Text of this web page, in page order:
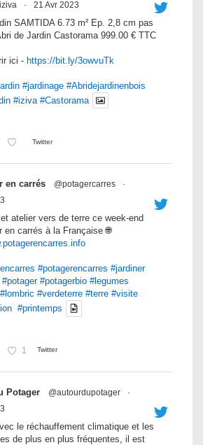
· 21 Avr 2023
SAMTIDA 6.73 m² Ep. 2,8 cm pas
de Jardin Castorama 999.00 € TTC
ici - https://bit.ly/3owvuTk
#jardinage #Abridejardinenbois
#iziva #Castorama
Twitter
en carrés @potagercarres
·
atelier vers de terre ce week-end
en carrés à la Française 🌐
#potagerencarres #jardiner
#potager #potagerbio #legumes
#lombric #verdeterre #terre #visite
#printemps
1 Twitter
Potager @autourdupotager
·
le réchauffement climatique et les
de plus en plus fréquentes, il est